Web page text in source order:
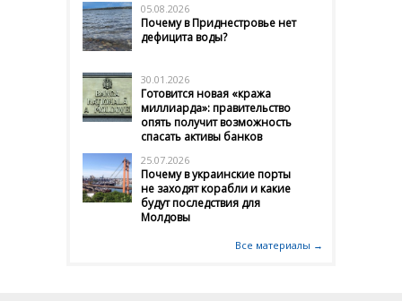
05.08.2026
Почему в Приднестровье нет
дефицита воды?
30.01.2026
Готовится новая «кража
миллиарда»: правительство
опять получит возможность
спасать активы банков
25.07.2026
Почему в украинские порты
не заходят корабли и какие
будут последствия для
Молдовы
Все материалы →